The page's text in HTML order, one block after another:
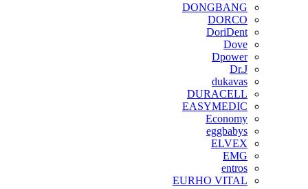
DONGBANG
DORCO
DoriDent
Dove
Dpower
Dr.J
dukavas
DURACELL
EASYMEDIC
Economy
eggbabys
ELVEX
EMG
entros
EURHO VITAL